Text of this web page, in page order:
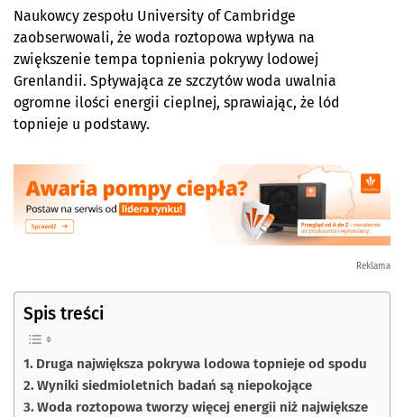
Naukowcy zespołu University of Cambridge
zaobserwowali, że woda roztopowa wpływa na
zwiększenie tempa topnienia pokrywy lodowej
Grenlandii. Spływająca ze szczytów woda uwalnia
ogromne ilości energii cieplnej, sprawiając, że lód
topnieje u podstawy.
Reklama
Spis treści
Druga największa pokrywa lodowa topnieje od spodu
Wyniki siedmioletnich badań są niepokojące
Woda roztopowa tworzy więcej energii niż największe